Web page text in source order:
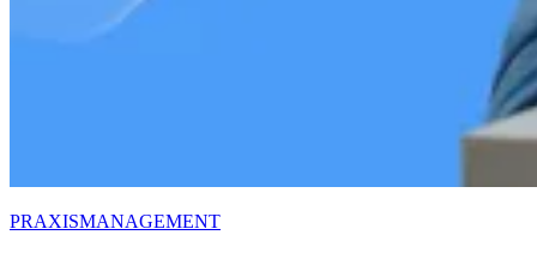
PRAXISMANAGEMENT